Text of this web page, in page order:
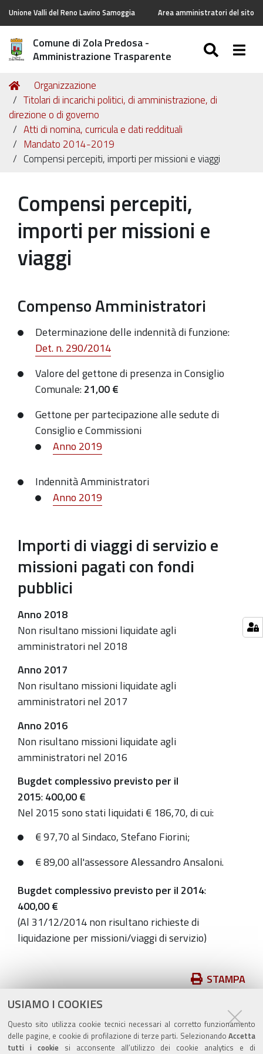
USIAMO I COOKIES
Questo sito utilizza cookie tecnici necessari al corretto funzionamento
delle pagine, e cookie di profilazione di terze parti. Selezionando Accetta
tutti i cookiesi acconsente all’utilizzo dei cookie analytics e di
Unione Valli del Reno Lavino Samoggia Area amministratori del sito
Comune di Zola Predosa -
Amministrazione Trasparente
Tu
sei
qui:
Home
Organizzazione
Titolari di incarichi politici, di amministrazione, di
direzione o di governo
Atti di nomina, curricula e dati reddituali
Mandato 2014-2019
Compensi percepiti, importi per missioni e viaggi
Compensi percepiti,
importi per missioni e
viaggi
Compenso Amministratori
Determinazione delle indennità di funzione:
Det. n. 290/2014
Valore del gettone di presenza in Consiglio
Comunale:21,00€
Gettone per partecipazione alle sedute di
Consiglio e Commissioni
Anno 2019
Indennità Amministratori
Anno 2019
Importi di viaggi di servizio e
missioni pagati con fondi
pubblici
Anno 2018
Non risultano missioni liquidate agli
amministratori nel 2018
Anno 2017
Non risultano missioni liquidate agli
amministratori nel 2017
Anno 2016
Non risultano missioni liquidate agli
amministratori nel 2016
Bugdet complessivo previsto per il
2015:400,00 €
Nel 2015 sono stati liquidati € 186,70, di cui:
€ 97,70 al Sindaco, Stefano Fiorini;
€ 89,00 all'assessore Alessandro Ansaloni.
Bugdet complessivo previsto per il 2014:
400,00 €
(Al 31/12/2014 non risultano richieste di
liquidazione per missioni/viaggi di servizio)
documento
STAMPA
pubblicato il14/11/2018
ultima modifica10/02/2021